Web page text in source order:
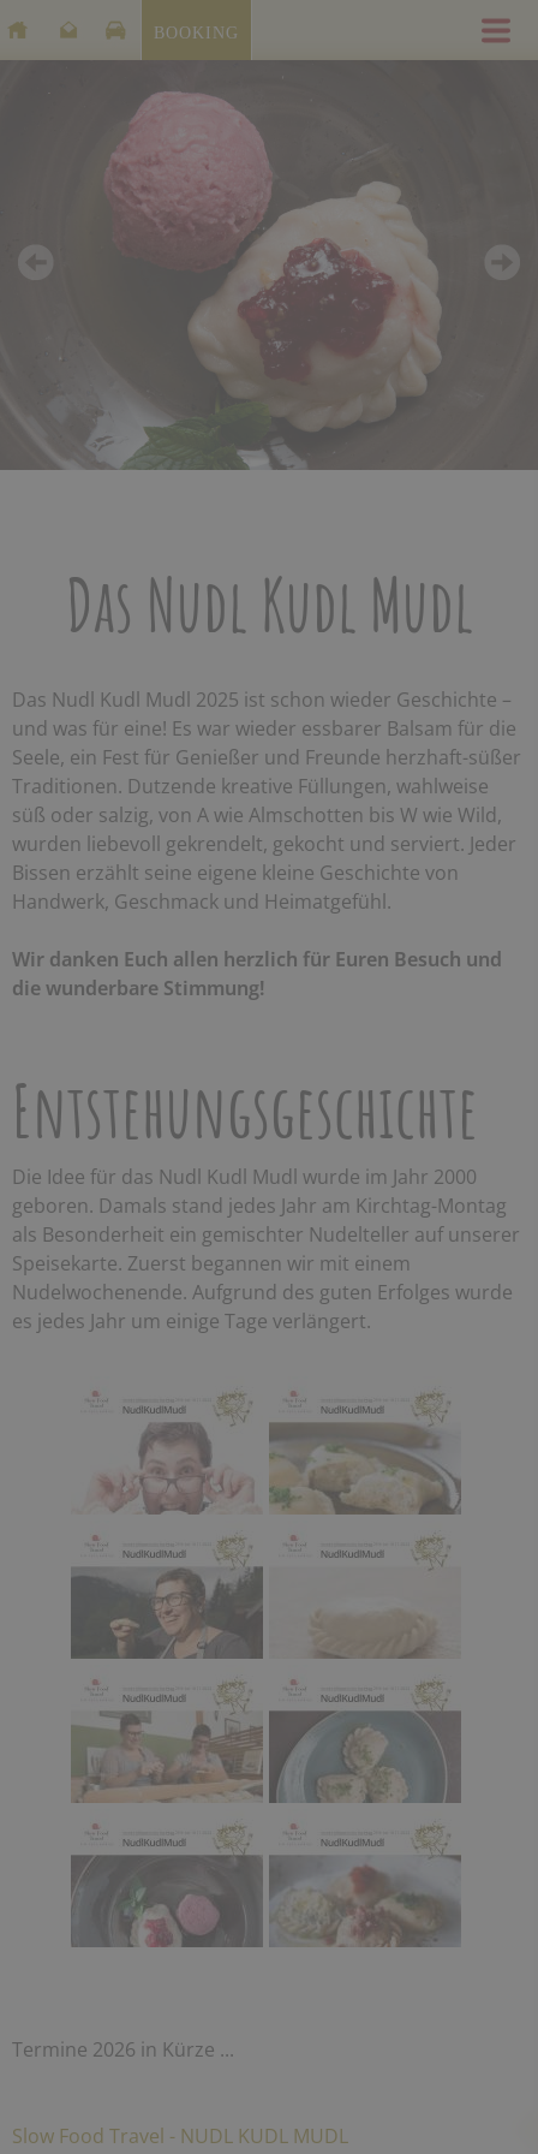
BOOKING
Das Nudl Kudl Mudl
Das Nudl Kudl Mudl 2025 ist schon wieder Geschichte –
und was für eine! Es war wieder essbarer Balsam für die
Seele, ein Fest für Genießer und Freunde herzhaft-süßer
Traditionen. Dutzende kreative Füllungen, wahlweise
süß oder salzig, von A wie Almschotten bis W wie Wild,
wurden liebevoll gekrendelt, gekocht und serviert. Jeder
Bissen erzählt seine eigene kleine Geschichte von
Handwerk, Geschmack und Heimatgefühl.
Wir danken Euch allen herzlich für Euren Besuch und
die wunderbare Stimmung!
Entstehungsgeschichte
Die Idee für das Nudl Kudl Mudl wurde im Jahr 2000
geboren. Damals stand jedes Jahr am Kirchtag-Montag
als Besonderheit ein gemischter Nudelteller auf unserer
Speisekarte. Zuerst begannen wir mit einem
Nudelwochenende. Aufgrund des guten Erfolges wurde
es jedes Jahr um einige Tage verlängert.
Termine 2026 in Kürze ...
Slow Food Travel - NUDL KUDL MUDL